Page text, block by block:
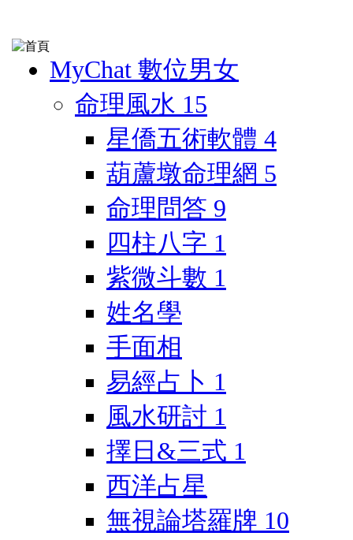
MyChat 數位男女
命理風水 15
星僑五術軟體 4
葫蘆墩命理網 5
命理問答 9
四柱八字 1
紫微斗數 1
姓名學
手面相
易經占卜 1
風水研討 1
擇日&三式 1
西洋占星
無視論塔羅牌 10